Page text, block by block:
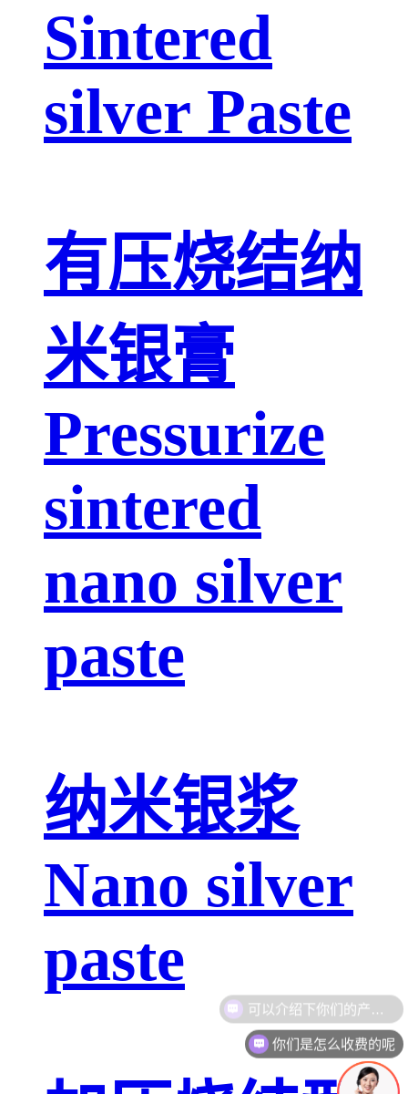
Sintered
silver Paste
有压烧结纳
米银膏
Pressurize
sintered
nano silver
paste
纳米银浆
Nano silver
paste
你们是怎么收费的呢